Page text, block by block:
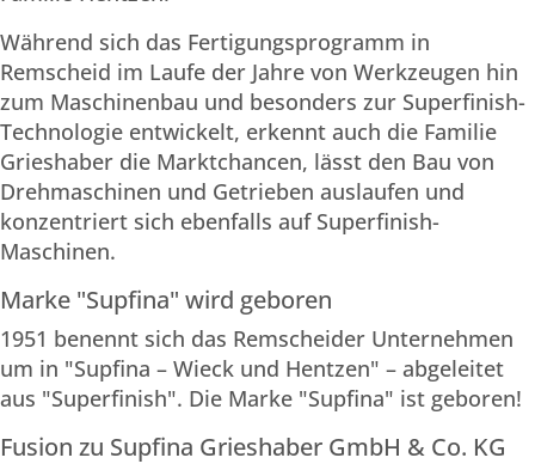
Während sich das Fertigungsprogramm in
Remscheid im Laufe der Jahre von Werkzeugen hin
zum Maschinenbau und besonders zur Superfinish-
Technologie entwickelt, erkennt auch die Familie
Grieshaber die Marktchancen, lässt den Bau von
Drehmaschinen und Getrieben auslaufen und
konzentriert sich ebenfalls auf Superfinish-
Maschinen.
Marke "Supfina" wird geboren
1951 benennt sich das Remscheider Unternehmen
um in "Supfina – Wieck und Hentzen" – abgeleitet
aus "Super­finish". Die Marke "Supfina" ist geboren!
Fusion zu Supfina Grieshaber GmbH & Co. KG